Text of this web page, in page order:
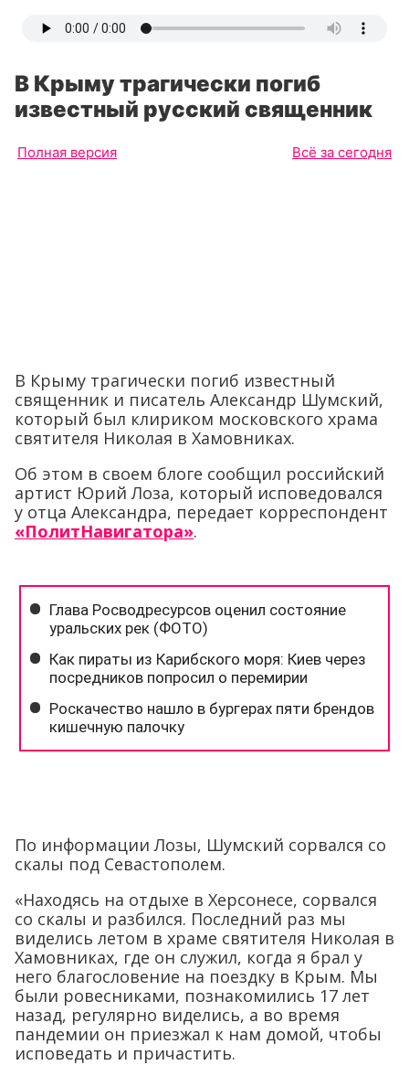
В Крыму трагически погиб
известный русский священник
Полная версия Всё за сегодня
В Крыму трагически погиб известный
священник и писатель Александр Шумский,
который был клириком московского храма
святителя Николая в Хамовниках.
Об этом в своем блоге сообщил российский
артист Юрий Лоза, который исповедовался
у отца Александра, передает корреспондент
«ПолитНавигатора».
По информации Лозы, Шумский сорвался со
скалы под Севастополем.
«Находясь на отдыхе в Херсонесе, сорвался
со скалы и разбился. Последний раз мы
виделись летом в храме святителя Николая в
Хамовниках, где он служил, когда я брал у
него благословение на поездку в Крым. Мы
были ровесниками, познакомились 17 лет
назад, регулярно виделись, а во время
пандемии он приезжал к нам домой, чтобы
исповедать и причастить.